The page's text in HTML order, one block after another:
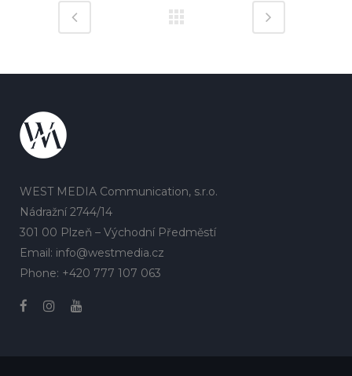
WEST MEDIA Communication, s.r.o.
Nádražní 2744/14
301 00 Plzeň – Východní Předměstí
Email: info@westmedia.cz
Phone: +420 777 107 063